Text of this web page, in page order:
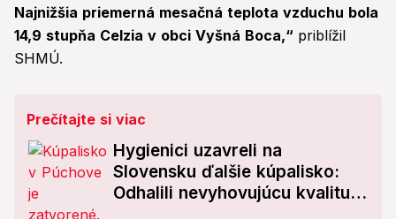
Najnižšia priemerná mesačná teplota vzduchu bola
14,9 stupňa Celzia v obci Vyšná Boca,“ priblížil
SHMÚ.
Prečítajte si viac
Hygienici uzavreli na
Slovensku ďalšie kúpalisko:
Odhalili nevyhovujúcu kvalitu